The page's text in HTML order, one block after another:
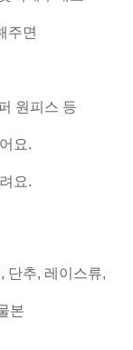
주면
원피스 등
요.
요.
단추, 레이스류,
본